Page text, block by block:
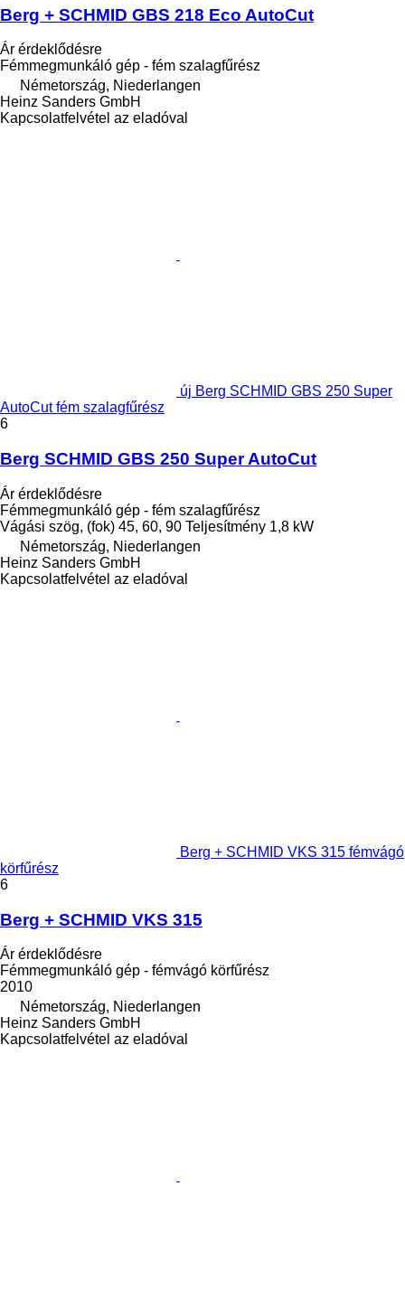
Berg + SCHMID GBS 218 Eco AutoCut
Ár érdeklődésre
Fémmegmunkáló gép - fém szalagfűrész
Németország, Niederlangen
Heinz Sanders GmbH
Kapcsolatfelvétel az eladóval
új Berg SCHMID GBS 250 Super
AutoCut fém szalagfűrész
6
Berg SCHMID GBS 250 Super AutoCut
Ár érdeklődésre
Fémmegmunkáló gép - fém szalagfűrész
Vágási szög, (fok) 45, 60, 90 Teljesítmény 1,8 kW
Németország, Niederlangen
Heinz Sanders GmbH
Kapcsolatfelvétel az eladóval
Berg + SCHMID VKS 315 fémvágó
körfűrész
6
Berg + SCHMID VKS 315
Ár érdeklődésre
Fémmegmunkáló gép - fémvágó körfűrész
2010
Németország, Niederlangen
Heinz Sanders GmbH
Kapcsolatfelvétel az eladóval